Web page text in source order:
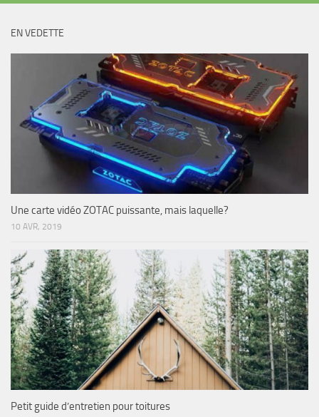
EN VEDETTE
Une carte vidéo ZOTAC puissante, mais laquelle?
10 AVR, 2019
Petit guide d’entretien pour toitures